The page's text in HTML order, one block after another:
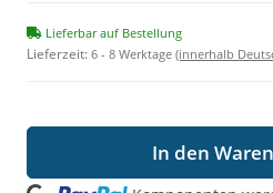
Lieferbar auf Bestellung
Lieferzeit: 6 - 8 Werktage (innerhalb
In den